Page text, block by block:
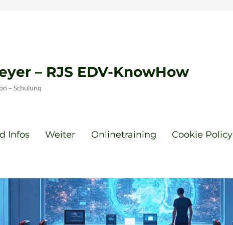
– RJS EDV-KnowHow
– Schulung
Infos Weiter Onlinetraining Cookie Policy